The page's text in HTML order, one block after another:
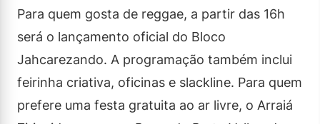
Para quem gosta de reggae, a partir das 16h
será o lançamento oficial do Bloco
Jahcarezando. A programação também inclui
feirinha criativa, oficinas e slackline. Para quem
prefere uma festa gratuita ao ar livre, o Arraiá